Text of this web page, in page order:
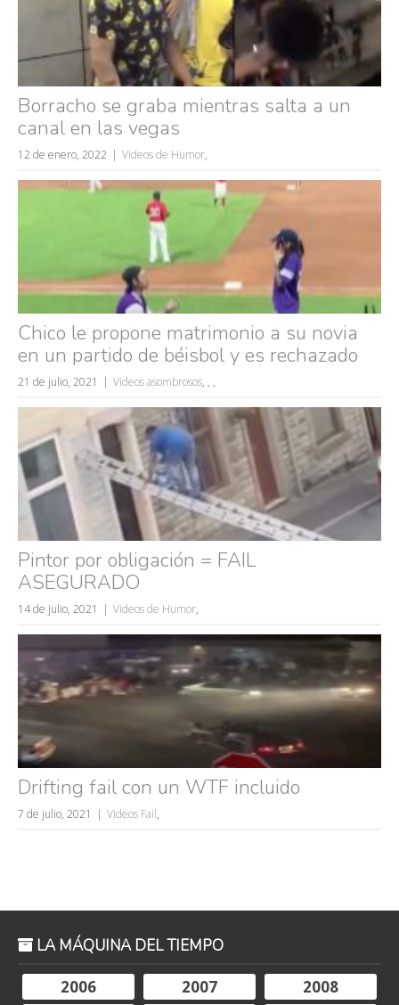
Búsquedas populares
mujeres guapas
volver a nacer
accidentes
caídas
fails
Borracho se graba mientras salta a un
canal en las vegas
12 de enero, 2022 Videos de Humor,
Chico le propone matrimonio a su novia
en un partido de béisbol y es rechazado
21 de julio, 2021 Videos asombrosos, , ,
Pintor por obligación = FAIL
ASEGURADO
14 de julio, 2021 Videos de Humor,
Drifting fail con un WTF incluido
7 de julio, 2021 Videos Fail,
LA MÁQUINA DEL TIEMPO
2006
2007
2008